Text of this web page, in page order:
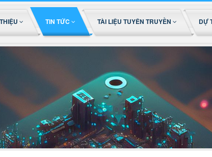
TIN TỨC TÀI LIỆU TUYÊN TRUYỀN DỰ